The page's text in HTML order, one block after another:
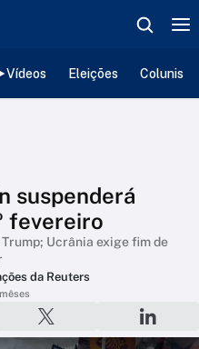
Vídeos Eleições
suspenderá
fevereiro
Ucrânia exige fim de
da Reuters